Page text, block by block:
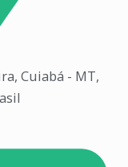
Cuiabá - MT,